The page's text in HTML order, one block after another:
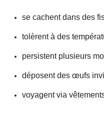
se cachent dans des
tolèrent à des
persistent plusieurs
déposent des œufs
voyagent via